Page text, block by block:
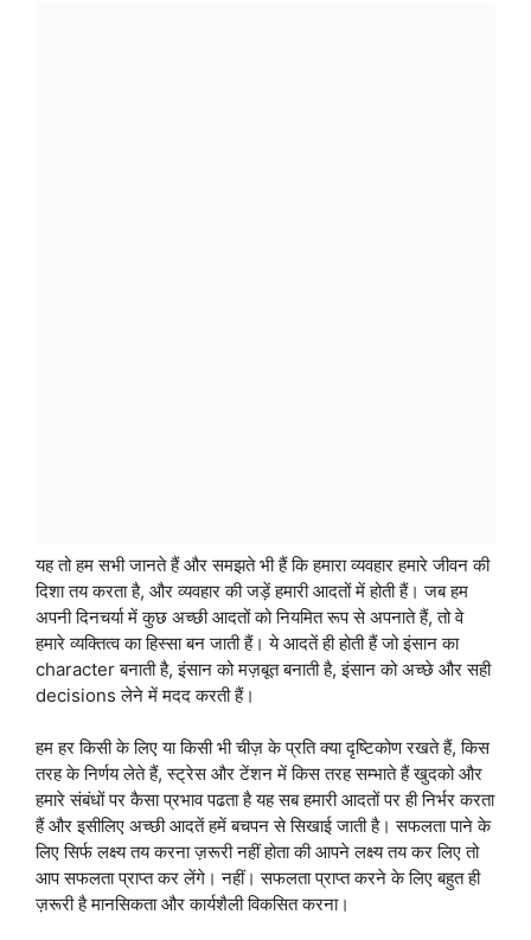
यह तो हम सभी जानते हैं और समझते भी हैं कि हमारा व्यवहार हमारे जीवन की
दिशा तय करता है, और व्यवहार की जड़ें हमारी आदतों में होती हैं। जब हम
अपनी दिनचर्या में कुछ अच्छी आदतों को नियमित रूप से अपनाते हैं, तो वे
हमारे व्यक्तित्व का हिस्सा बन जाती हैं। ये आदतें ही होती हैं जो इंसान का
character बनाती है, इंसान को मज़बूत बनाती है, इंसान को अच्छे और सही
decisions लेने में मदद करती हैं।
हम हर किसी के लिए या किसी भी चीज़ के प्रति क्या दृष्टिकोण रखते हैं, किस
तरह के निर्णय लेते हैं, स्ट्रेस और टेंशन में किस तरह सम्भाते हैं खुदको और
हमारे संबंधों पर कैसा प्रभाव पढता है यह सब हमारी आदतों पर ही निर्भर करता
हैं और इसीलिए अच्छी आदतें हमें बचपन से सिखाई जाती है। सफलता पाने के
लिए सिर्फ लक्ष्य तय करना ज़रूरी नहीं होता की आपने लक्ष्य तय कर लिए तो
आप सफलता प्राप्त कर लेंगे। नहीं। सफलता प्राप्त करने के लिए बहुत ही
ज़रूरी है मानसिकता और कार्यशैली विकसित करना।